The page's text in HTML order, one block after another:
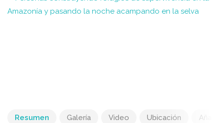
Resumen Galería Video Ubicación